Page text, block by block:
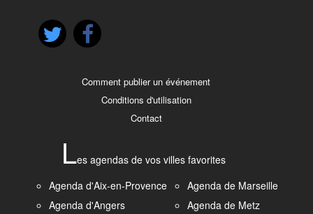
Comment publier un événement
Conditions d'utilisation
Contact
Les agendas de vos villes favorites
Agenda d'Aix-en-Provence
Agenda d'Angers
Agenda de Marseille
Agenda de Metz